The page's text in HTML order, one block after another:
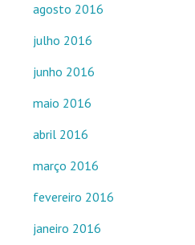
agosto 2016
julho 2016
junho 2016
maio 2016
abril 2016
março 2016
fevereiro 2016
janeiro 2016